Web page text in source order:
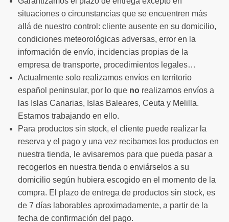
situaciones o circunstancias que se encuentren más
allá de nuestro control: cliente ausente en su domicilio,
condiciones meteorológicas adversas, error en la
información de envío, incidencias propias de la
empresa de transporte, procedimientos legales…
Actualmente solo realizamos envíos en territorio
español peninsular, por lo que no realizamos envíos a
las Islas Canarias, Islas Baleares, Ceuta y Melilla.
Estamos trabajando en ello.
Para productos sin stock, el cliente puede realizar la
reserva y el pago y una vez recibamos los productos en
nuestra tienda, le avisaremos para que pueda pasar a
recogerlos en nuestra tienda o enviárselos a su
domicilio según hubiera escogido en el momento de la
compra. El plazo de entrega de productos sin stock, es
de 7 días laborables aproximadamente, a partir de la
fecha de confirmación del pago.